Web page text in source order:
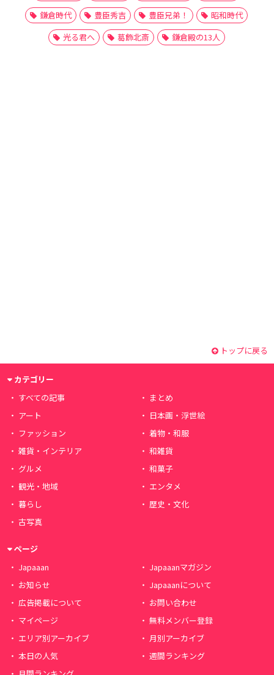
鎌倉時代
豊臣秀吉 豊臣兄弟！
昭和時代
光る君へ
葛飾北斎 鎌倉殿の13人
トップに戻る
カテゴリー
すべての記事
まとめ
アート
日本画・浮世絵
ファッション
着物・和服
雑貨・インテリア
和雑貨
グルメ
和菓子
観光・地域
エンタメ
暮らし
歴史・文化
古写真
ページ
Japaaan
Japaaanマガジン
お知らせ
Japaaanについて
広告掲載について
お問い合わせ
マイページ
無料メンバー登録
エリア別アーカイブ
月別アーカイブ
本日の人気
週間ランキング